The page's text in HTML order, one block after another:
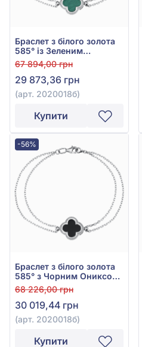
Браслет з білого золота
585° із Зеленим
Малахітом, арт.
2020018б
67 894,00 грн
29 873,36 грн
(арт. 2020018б)
Купити
-56%
Браслет з білого золота
585° з Чорним Ониксом,
арт. 2020018б
68 226,00 грн
30 019,44 грн
(арт. 2020018б)
Купити